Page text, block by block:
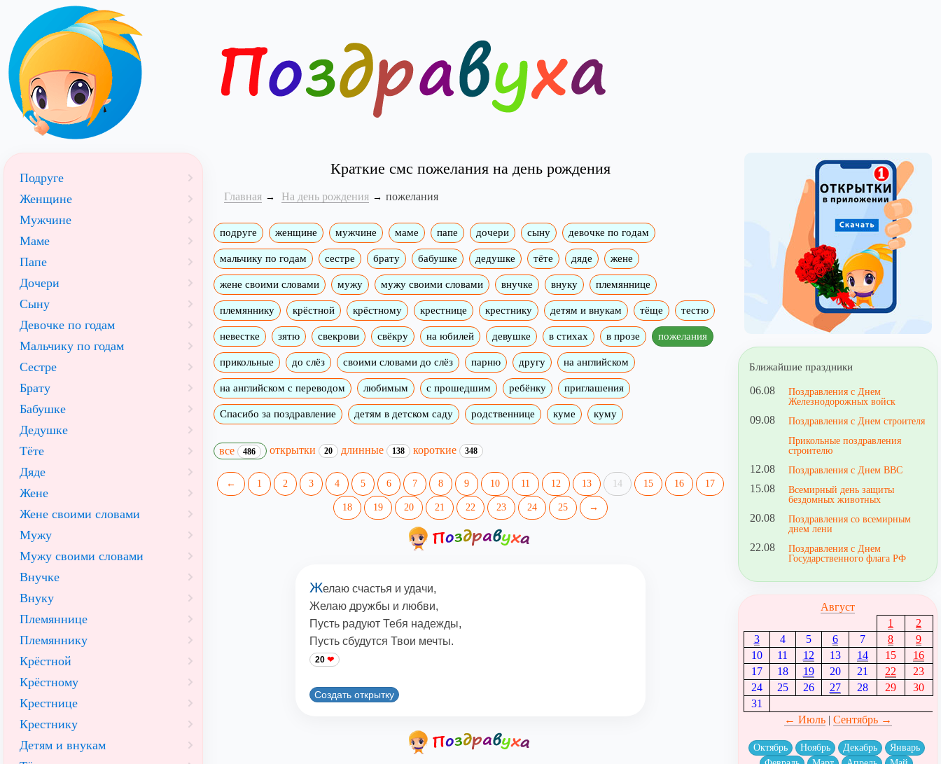
Краткие смс пожелания на день рождения
Главная На день рождения пожелания
подруге женщине мужчине маме папе дочери сыну девочке по годам
мальчику по годам сестре брату бабушке дедушке тёте дяде жене
жене своими словами мужу мужу своими словами внучке внуку племяннице
племяннику крёстной крёстному крестнице крестнику детям и внукам тёще тестю
невестке зятю свекрови свёкру на юбилей девушке в стихах в прозе пожелания
прикольные до слёз своими словами до слёз парню другу на английском
на английском с переводом любимым с прошедшим ребёнку приглашения
Спасибо за поздравление детям в детском саду родственнице куме куму
все 486 открытки 20 длинные 138 короткие 348
← 1 2 3 4 5 6 7 8 9 10 11 12 13 14 15 16 17
18 19 20 21 22 23 24 25 →
Желаю счастья и удачи,
Желаю дружбы и любви,
Пусть радуют Тебя надежды,
Пусть сбудутся Твои мечты.
20
Создать открытку
Подруге
Женщине
Мужчине
Маме
Папе
Дочери
Сыну
Девочке по годам
Мальчику по годам
Сестре
Брату
Бабушке
Дедушке
Тёте
Дяде
Жене
Жене своими словами
Мужу
Мужу своими словами
Внучке
Внуку
Племяннице
Племяннику
Крёстной
Крёстному
Крестнице
Крестнику
Детям и внукам
Ближайшие праздники
06.08
Поздравления с Днем
Железнодорожных войск
09.08
Поздравления с Днем строителя
Прикольные поздравления
строителю
12.08 Поздравления с Днем ВВС
15.08
Всемирный день защиты
бездомных животных
20.08
Поздравления со всемирным
днем лени
22.08
Поздравления с Днем
Государственного флага РФ
Август
1
2
3
4 5 6 7 8
9
10
11 12 13 14 15
16
17
18 19 20 21 22
23
24
25 26 27 28 29
30
31
← Июль| Сентябрь →
Октябрь Ноябрь Декабрь
Январь